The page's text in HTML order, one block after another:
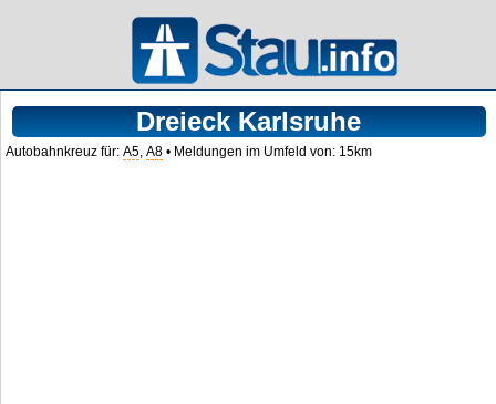
Dreieck Karlsruhe
Autobahnkreuz für:A5,A8 • Meldungen im Umfeld von: 15km